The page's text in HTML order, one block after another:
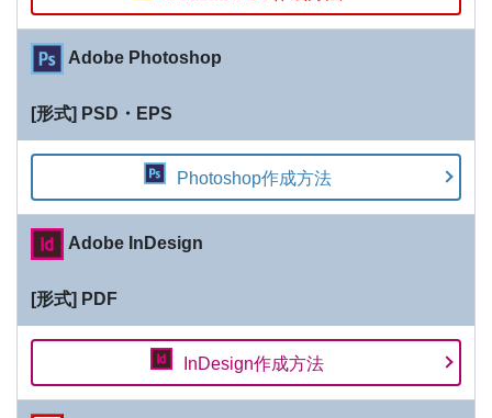
Adobe Photoshop
PSD・EPS
Photoshop作成方法
Adobe InDesign
PDF
InDesign作成方法